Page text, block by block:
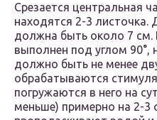
Срезается центральная
находятся 2-3 листочка.
должна быть около 7 см.
выполнен под углом 90°,
должно быть не менее
обрабатываются
погружаются в него на
меньше) примерно на 2-3